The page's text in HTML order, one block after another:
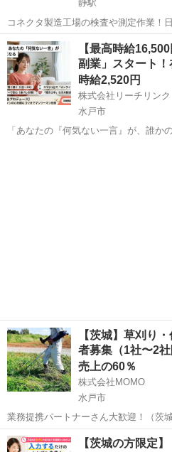
静駅
コネクタ製造工場の検査や測定作業！
日128日★クリーンルーム内作業★マイ
★就業先食堂利用可！日払い制度あり！《
工場のお仕事 ◇コネクタ製造工...
茨城 常陸大宮市 静駅 そ
【最高時給
副業」スタート
時給2,520円
株式会社リーチリンク
水戸市
「あなたの『何気ない一言』が、誰か
【茨城】草刈り
者募集（1社〜2社
売上の60％
株式会社MOMO
水戸市
業務提携パートナーさん大歓迎！（茨城県） くらしお助け隊
城内で草刈り・伐採作業ができる協力
で募集しています。 個人事業主の方、兼業の方、法人の方、どなたで
茨城 水戸市 その他 草刈機
【茨城の方限定